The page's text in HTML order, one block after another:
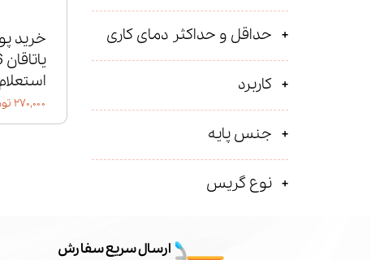
حداقل و حداکثر دمای کاری
کاربرد
جنس پایه
نوع گریس
خرید
۲۷۰,۰۰۰ تومان
ارسال سریع سفارش